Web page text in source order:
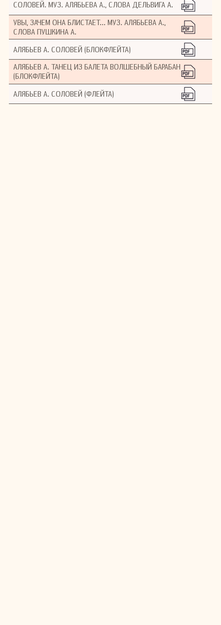
СОЛОВЕЙ. МУЗ. АЛЯБЬЕВА А., СЛОВА ДЕЛЬВИГА А.
УВЫ, ЗАЧЕМ ОНА БЛИСТАЕТ... МУЗ. АЛЯБЬЕВА А.,
СЛОВА ПУШКИНА А.
АЛЯБЬЕВ А. СОЛОВЕЙ (БЛОКФЛЕЙТА)
АЛЯБЬЕВ А. ТАНЕЦ ИЗ БАЛЕТА ВОЛШЕБНЫЙ БАРАБАН
(БЛОКФЛЕЙТА)
АЛЯБЬЕВ А. СОЛОВЕЙ (ФЛЕЙТА)